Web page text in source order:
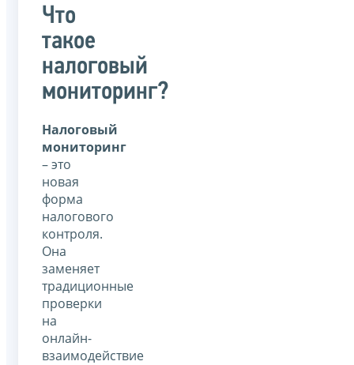
Что
такое
налоговый
мониторинг?
Налоговый
мониторинг
– это
новая
форма
налогового
контроля.
Она
заменяет
традиционные
проверки
на
онлайн-
взаимодействие